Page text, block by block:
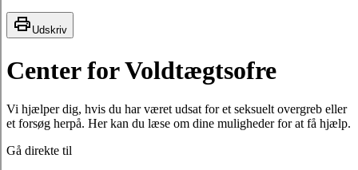
Udskriv
Center for Voldtægtsofre
Vi hjælper dig, hvis du har været udsat for et seksuelt overgreb eller
et forsøg herpå. Her kan du læse om dine muligheder for at få hjælp.
Gå direkte til